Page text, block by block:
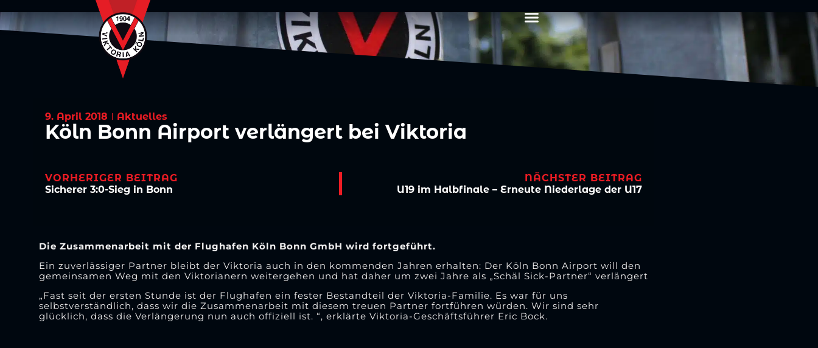
9. April 2018 Aktuelles
Köln Bonn Airport verlängert bei Viktoria
VORHERIGER BEITRAG
Sicherer 3:0-Sieg in Bonn
NÄCHSTER BEITRAG
U19 im Halbfinale – Erneute Niederlage der U17
Die Zusammenarbeit mit der Flughafen Köln Bonn GmbH wird fortgeführt.
Ein zuverlässiger Partner bleibt der Viktoria auch in den kommenden Jahren erhalten: Der Köln Bonn Airport will den
gemeinsamen Weg mit den Viktorianern weitergehen und hat daher um zwei Jahre als „Schäl Sick-Partner“ verlängert
„Fast seit der ersten Stunde ist der Flughafen ein fester Bestandteil der Viktoria-Familie. Es war für uns
selbstverständlich, dass wir die Zusammenarbeit mit diesem treuen Partner fortführen würden. Wir sind sehr
glücklich, dass die Verlängerung nun auch offiziell ist. “, erklärte Viktoria-Geschäftsführer Eric Bock.